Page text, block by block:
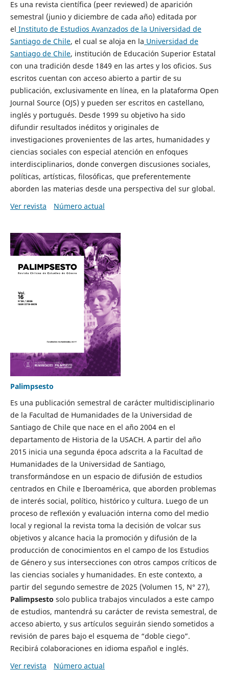
Es una revista científica (peer reviewed) de aparición
semestral (junio y diciembre de cada año) editada por
el Instituto de Estudios Avanzados de la Universidad de
Santiago de Chile, el cual se aloja en la Universidad de
Santiago de Chile, institución de Educación Superior Estatal
con una tradición desde 1849 en las artes y los oficios. Sus
escritos cuentan con acceso abierto a partir de su
publicación, exclusivamente en línea, en la plataforma Open
Journal Source (OJS) y pueden ser escritos en castellano,
inglés y portugués. Desde 1999 su objetivo ha sido
difundir resultados inéditos y originales de
investigaciones provenientes de las artes, humanidades y
ciencias sociales con especial atención en enfoques
interdisciplinarios, donde convergen discusiones sociales,
políticas, artísticas, filosóficas, que preferentemente
aborden las materias desde una perspectiva del sur global.
Ver revista
Número actual
Palimpsesto
Es una publicación semestral de carácter multidisciplinario
de la Facultad de Humanidades de la Universidad de
Santiago de Chile que nace en el año 2004 en el
departamento de Historia de la USACH. A partir del año
2015 inicia una segunda época adscrita a la Facultad de
Humanidades de la Universidad de Santiago,
transformándose en un espacio de difusión de estudios
centrados en Chile e Iberoamérica, que aborden problemas
de interés social, político, histórico y cultura. Luego de un
proceso de reflexión y evaluación interna como del medio
local y regional la revista toma la decisión de volcar sus
objetivos y alcance hacia la promoción y difusión de la
producción de conocimientos en el campo de los Estudios
de Género y sus intersecciones con otros campos críticos de
las ciencias sociales y humanidades. En este contexto, a
partir del segundo semestre de 2025 (Volumen 15, N° 27),
Palimpsesto solo publica trabajos vinculados a este campo
de estudios, mantendrá su carácter de revista semestral, de
acceso abierto, y sus artículos seguirán siendo sometidos a
revisión de pares bajo el esquema de “doble ciego”.
Recibirá colaboraciones en idioma español e inglés.
Ver revista
Número actual